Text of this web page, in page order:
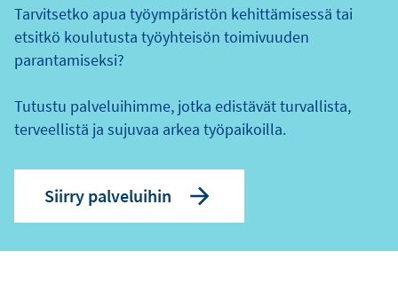
Tarvitsetko apua työympäristön kehittämisessä tai
etsitkö koulutusta työyhteisön toimivuuden
parantamiseksi?
Tutustu palveluihimme, jotka edistävät turvallista,
terveellistä ja sujuvaa arkea työpaikoilla.
Siirry palveluihin